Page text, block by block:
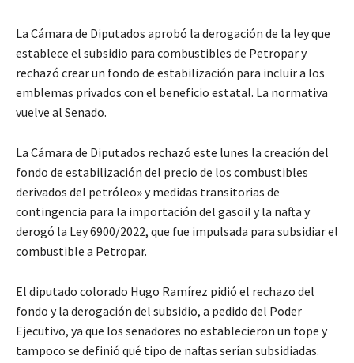
La Cámara de Diputados aprobó la derogación de la ley que
establece el subsidio para combustibles de Petropar y
rechazó crear un fondo de estabilización para incluir a los
emblemas privados con el beneficio estatal. La normativa
vuelve al Senado.
La Cámara de Diputados rechazó este lunes la creación del
fondo de estabilización del precio de los combustibles
derivados del petróleo» y medidas transitorias de
contingencia para la importación del gasoil y la nafta y
derogó la Ley 6900/2022, que fue impulsada para subsidiar el
combustible a Petropar.
El diputado colorado Hugo Ramírez pidió el rechazo del
fondo y la derogación del subsidio, a pedido del Poder
Ejecutivo, ya que los senadores no establecieron un tope y
tampoco se definió qué tipo de naftas serían subsidiadas.